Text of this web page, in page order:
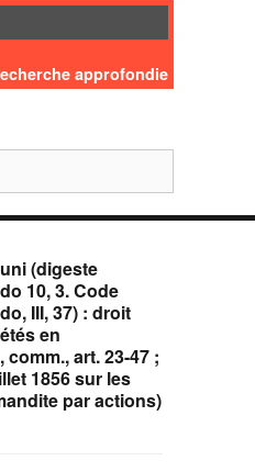
de l'Université
approfondie
(digeste
10, 3. Code
III, 37) : droit
en
art. 23-47 ;
1856 sur les
par actions)